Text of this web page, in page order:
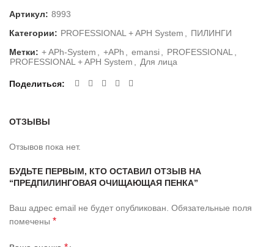
Артикул: 8993
Категории: PROFESSIONAL + APH System
ПИЛИНГИ
Метки: + APh-System +APh emansi PROFESSIONAL
PROFESSIONAL + APH System
Для лица
Поделиться
ОТЗЫВЫ
Отзывов пока нет.
БУДЬТЕ ПЕРВЫМ, КТО ОСТАВИЛ ОТЗЫВ НА
“ПРЕДПИЛИНГОВАЯ ОЧИЩАЮЩАЯ ПЕНКА”
Ваш адрес email не будет опубликован. Обязательные поля
помечены *